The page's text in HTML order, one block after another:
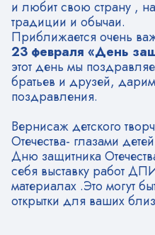
и любит свою страну ,
традиции и обычаи.
Приближается очень
23 февраля «День
этот день мы
братьев и друзей,
поздравления.
Вернисаж детского
Отечества- глазами
Дню защитника
себя выставку работ
материалах .Это могут
открытки для ваших